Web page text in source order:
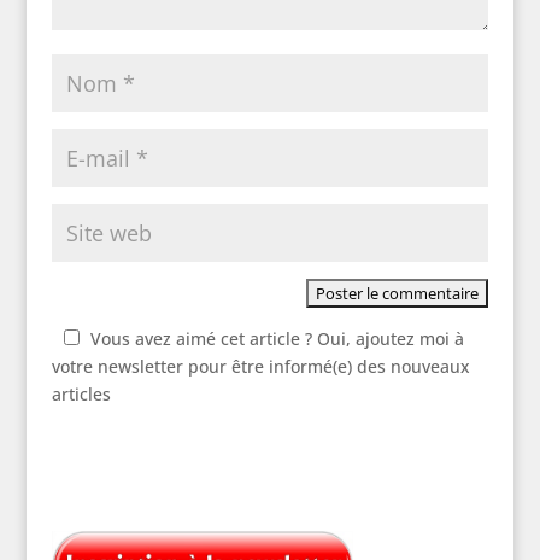
Vous avez aimé cet article ? Oui, ajoutez moi à
votre newsletter pour être informé(e) des nouveaux
articles